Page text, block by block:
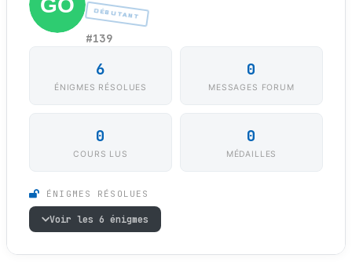
DÉBUTANT
#139
6
ÉNIGMES RÉSOLUES
0
MESSAGES FORUM
0
COURS LUS
0
MÉDAILLES
ÉNIGMES RÉSOLUES
Voir les 6 énigmes